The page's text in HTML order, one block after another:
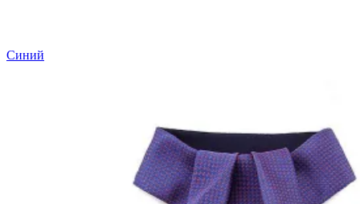
Синий